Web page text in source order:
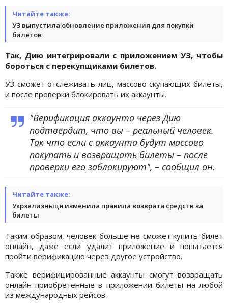
Читайте также:
УЗ выпустила обновление приложения для покупки
билетов
Так, Дию интегрировали с приложением УЗ, чтобы
бороться с перекупщиками билетов.
УЗ сможет отслеживать лиц, массово скупающих билеты,
и после проверки блокировать их аккаунты.
"Верификация аккаунта через Дию
подтвердит, что вы – реальный человек.
Так что если с аккаунта будут массово
покупать и возвращать билеты – после
проверки его заблокируют", – сообщил он.
Читайте также:
Укрзализныця изменила правила возврата средств за
билеты
Таким образом, человек больше не сможет купить билет
онлайн, даже если удалит приложение и попытается
пройти верификацию через другое устройство.
Также верифицированные аккаунты смогут возвращать
онлайн приобретенные в приложении билеты на любой
из международных рейсов.